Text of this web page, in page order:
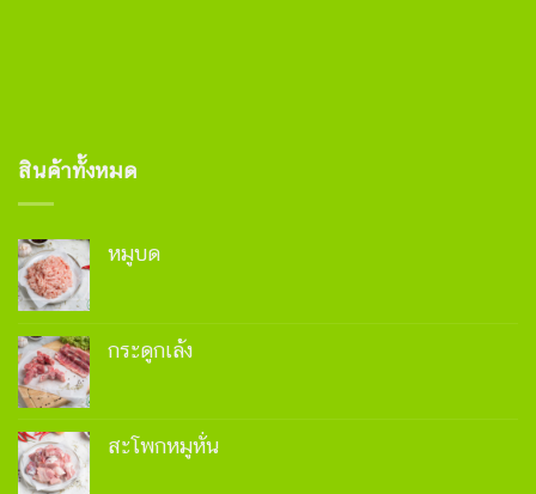
สินค้าทั้งหมด
หมูบด
กระดูกเล้ง
สะโพกหมูหั่น